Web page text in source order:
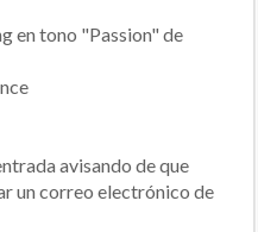
en tono "Passion" de
avisando de que
un correo electrónico de